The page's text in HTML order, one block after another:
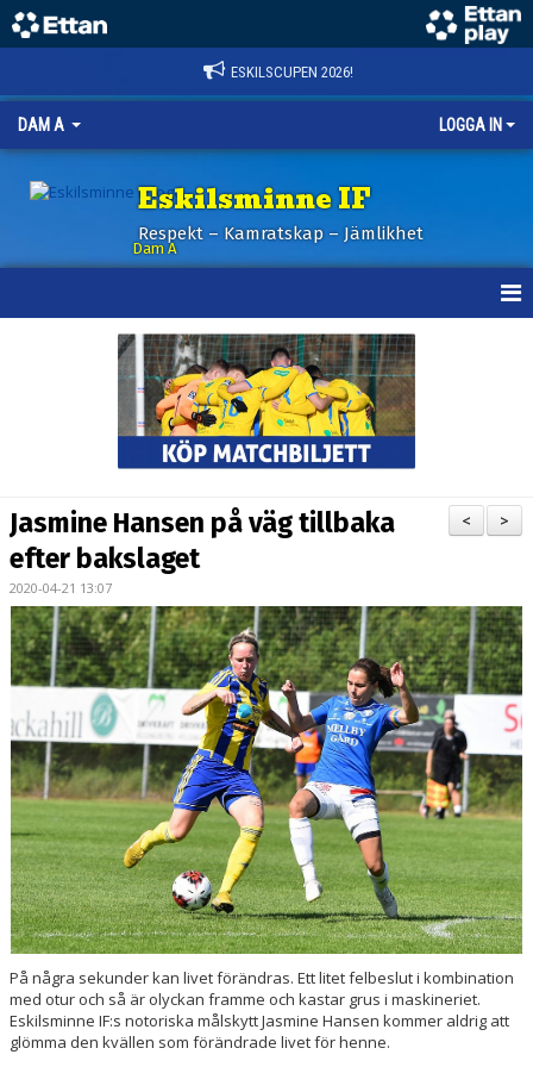
ESKILSCUPEN 2026!
DAM A LOGGA IN
Eskilsminne IF
Respekt – Kamratskap – Jämlikhet
Dam A
BILDGALLERI
DOKUMENT
KONTAKT
DIV. 1 SÖDRA
DAM AKADEMI - DIVISION 2
>
<
Jasmine Hansen på väg tillbaka
efter bakslaget
2020-04-21 13:07
På några sekunder kan livet förändras. Ett litet felbeslut i kombination
med otur och så är olyckan framme och kastar grus i maskineriet.
Eskilsminne IF:s notoriska målskytt Jasmine Hansen kommer aldrig att
glömma den kvällen som förändrade livet för henne.